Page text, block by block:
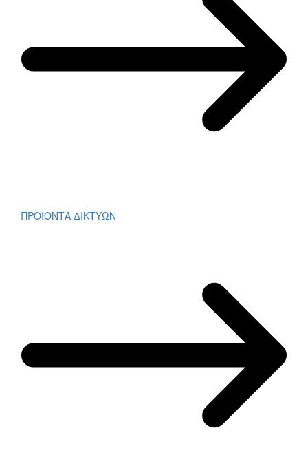
ΠΡΟΪΟΝΤΑ ΔΙΚΤΥΩΝ